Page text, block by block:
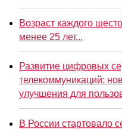
Возраст каждого
менее 25 лет...
Развитие цифровых
телекоммуникаций:
улучшения для
В России стартовало